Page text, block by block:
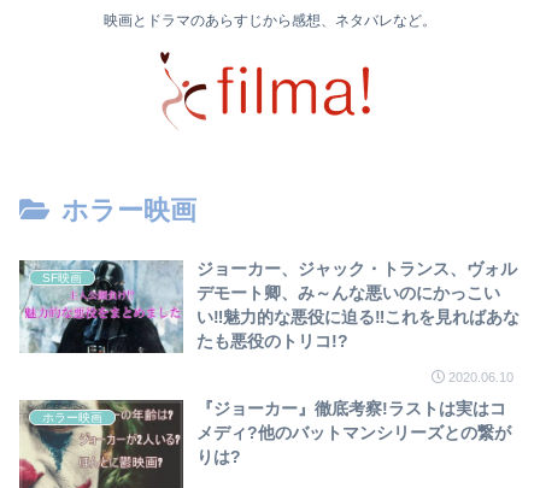
映画とドラマのあらすじから感想、ネタバレなど。
ホラー映画
SF映画
ジョーカー、ジャック・トランス、ヴォル
デモート卿、み～んな悪いのにかっこい
い‼魅力的な悪役に迫る‼これを見ればあな
たも悪役のトリコ!?
2020.06.10
ホラー映画
『ジョーカー』徹底考察!ラストは実はコ
メディ?他のバットマンシリーズとの繋が
りは?